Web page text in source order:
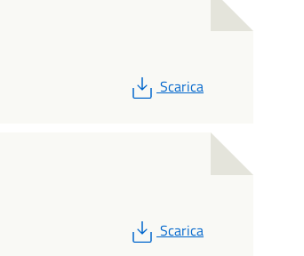
PDF
Scarica
PDF
Scarica